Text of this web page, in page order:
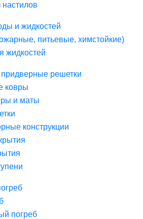
и жидкостей
питьевые, химстойкие)
жидкостей
решетки
ковры
и маты
конструкции
погреб